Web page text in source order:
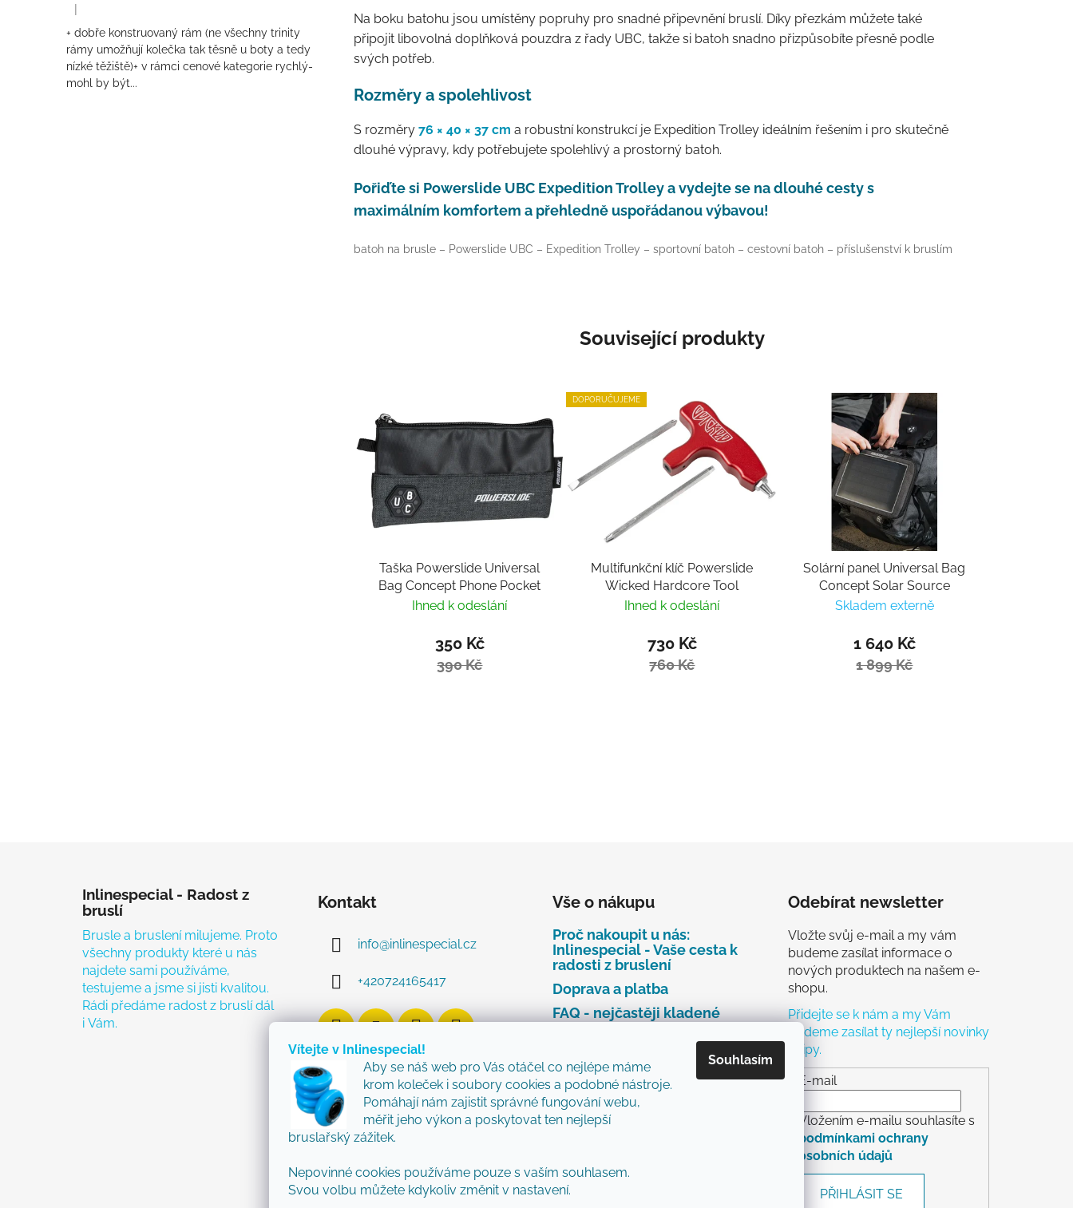
Vítejte v Inlinespecial!
Aby se náš web pro Vás otáčel co nejlépe máme
krom koleček i soubory cookies a podobné nástroje.
Pomáhají nám zajistit správné fungování webu,
měřit jeho výkon a poskytovat ten nejlepší
bruslařský zážitek.
Nepovinné cookies používáme pouze s vaším souhlasem.
Svou volbu můžete kdykoliv změnit v nastavení.
Souhlasím
Hodnocení produktu je 4 z 5 hvězdiček.
|
+ dobře konstruovaný rám (ne všechny trinity
rámy umožňují kolečka tak těsně u boty a tedy
nízké těžiště)+ v rámci cenové kategorie rychlý-
mohl by být...
Na boku batohu jsou umístěny popruhy pro snadné připevnění bruslí. Díky přezkám můžete také
připojit libovolná doplňková pouzdra z řady UBC, takže si batoh snadno přizpůsobíte přesně podle
svých potřeb.
Rozměry a spolehlivost
S rozměry 76 × 40 × 37 cm a robustní konstrukcí je Expedition Trolley ideálním řešením i pro skutečně
dlouhé výpravy, kdy potřebujete spolehlivý a prostorný batoh.
Pořiďte si Powerslide UBC Expedition Trolley a vydejte se na dlouhé cesty s
maximálním komfortem a přehledně uspořádanou výbavou!
batoh na brusle – Powerslide UBC – Expedition Trolley – sportovní batoh – cestovní batoh – příslušenství k bruslím
Související produkty
Taška Powerslide Universal
Bag Concept Phone Pocket
Ihned k odeslání
350 Kč
390 Kč
DOPORUČUJEME
Multifunkční klíč Powerslide
Wicked Hardcore Tool
Ihned k odeslání
730 Kč
760 Kč
Solární panel Universal Bag
Concept Solar Source
Skladem externě
1 640 Kč
1 899 Kč
Inlinespecial - Radost z
bruslí
Brusle a bruslení milujeme. Proto
všechny produkty které u nás
najdete sami používáme,
testujeme a jsme si jisti kvalitou.
Rádi předáme radost z bruslí dál
i Vám.
Kontakt
info@inlinespecial.cz
+420724165417
Vše o nákupu
Proč nakoupit u nás:
Inlinespecial - Vaše cesta k
radosti z bruslení
Doprava a platba
FAQ - nejčastěji kladené
dotazy
Najdete u nás tyto značky
Zásady ochrany osobních
údajů
Obchodní podmínky
nebo výměnu zboží
Odebírat newsletter
Vložte svůj e-mail a my vám
budeme zasílat informace o
nových produktech na našem e-
shopu.
Přidejte se k nám a my Vám
budeme zasílat ty nejlepší novinky
a tipy.
E-mail
Vložením e-mailu souhlasíte s
podmínkami ochrany
osobních údajů
PŘIHLÁSIT SE